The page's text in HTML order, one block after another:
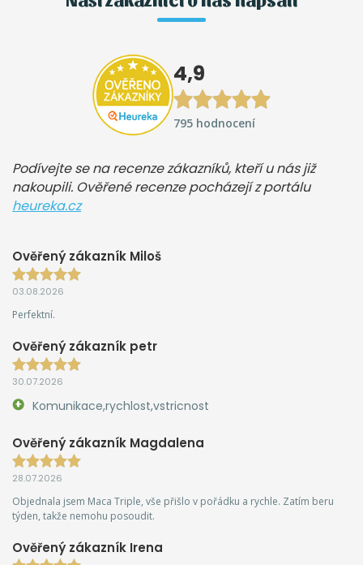
4,9
795 hodnocení
Podívejte se na recenze zákazníků, kteří u nás již
nakoupili. Ověřené recenze pocházejí z portálu
heureka.cz
Ověřený zákazník Miloš
03.08.2026
Perfektní.
Ověřený zákazník petr
30.07.2026
Komunikace,rychlost,vstricnost
Ověřený zákazník Magdalena
28.07.2026
Objednala jsem Maca Triple, vše přišlo v pořádku a rychle. Zatím beru
týden, takže nemohu posoudit.
Ověřený zákazník Irena